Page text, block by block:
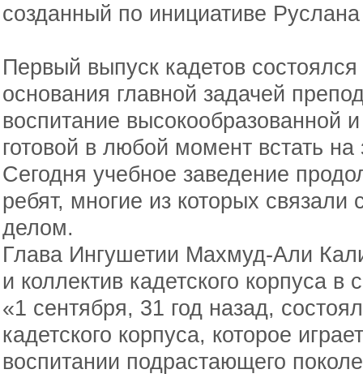
созданный по инициативе
Первый выпуск кадетов
основания главной задачей
воспитание высокообразованной
готовой в любой момент встать
Сегодня учебное заведение
ребят, многие из которых
делом.
Глава Ингушетии Махмуд-Али
и коллектив кадетского корпуса
«1 сентября, 31 год назад,
кадетского корпуса, которое
воспитании подрастающего